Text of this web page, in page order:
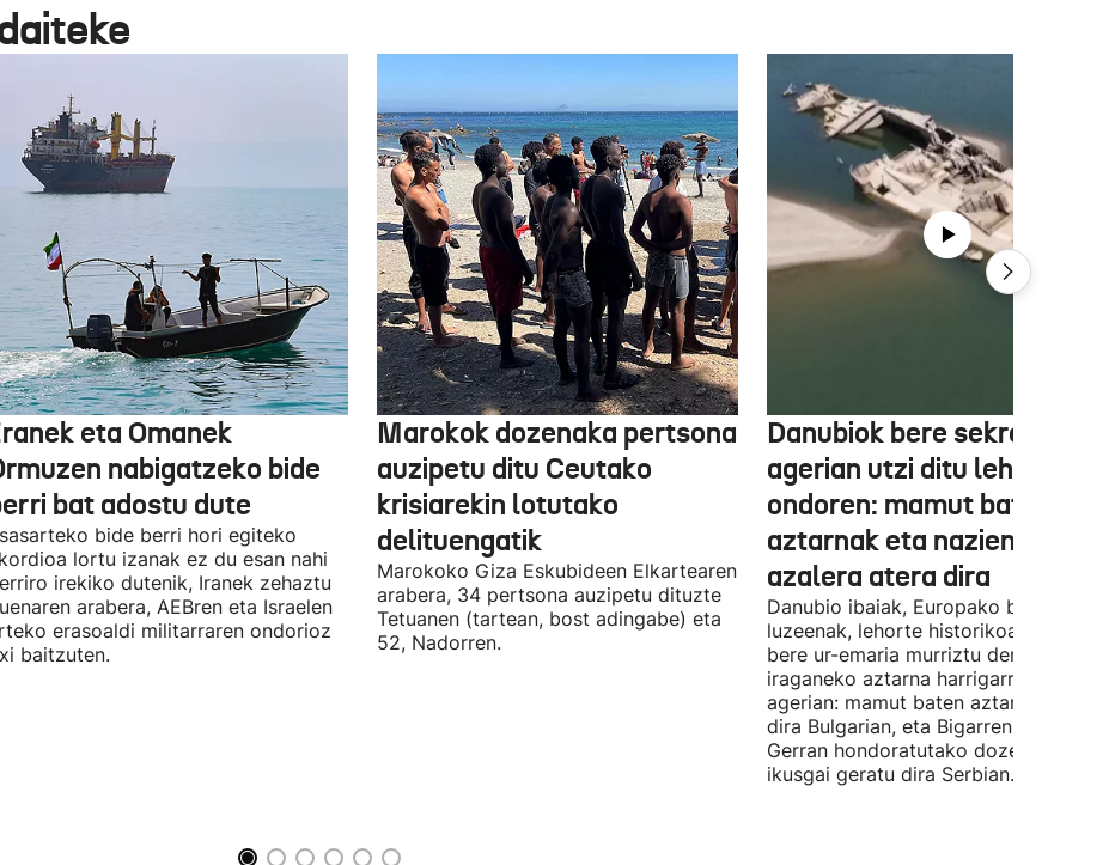
eta Omanek
nabigatzeko bide
bat adostu dute
bide berri hori egiteko
lortu izanak ez du esan nahi
irekiko dutenik, Iranek zehaztu
arabera, AEBren eta Israelen
erasoaldi militarraren ondorioz
baitzuten.
Marokok dozenaka pertsona
auzipetu ditu Ceutako
krisiarekin lotutako
delituengatik
Marokoko Giza Eskubideen Elkartearen
arabera, 34 pertsona auzipetu dituzte
Tetuanen (tartean, bost adingabe) eta
52, Nadorren.
Danubiok bere sekretuak
agerian utzi ditu
ondoren: mamut baten
aztarnak eta nazien
azalera atera dira
Danubio ibaiak, Europako bigarren
luzeenak, lehorte historikoa bizi du,
bere ur-emaria murriztu denez,
iraganeko aztarna harrigarriak utzi
agerian: mamut baten aztarnak
dira Bulgarian, eta Bigarren Mundu
Gerran hondoratutako dozenaka
ikusgai geratu dira Serbian.